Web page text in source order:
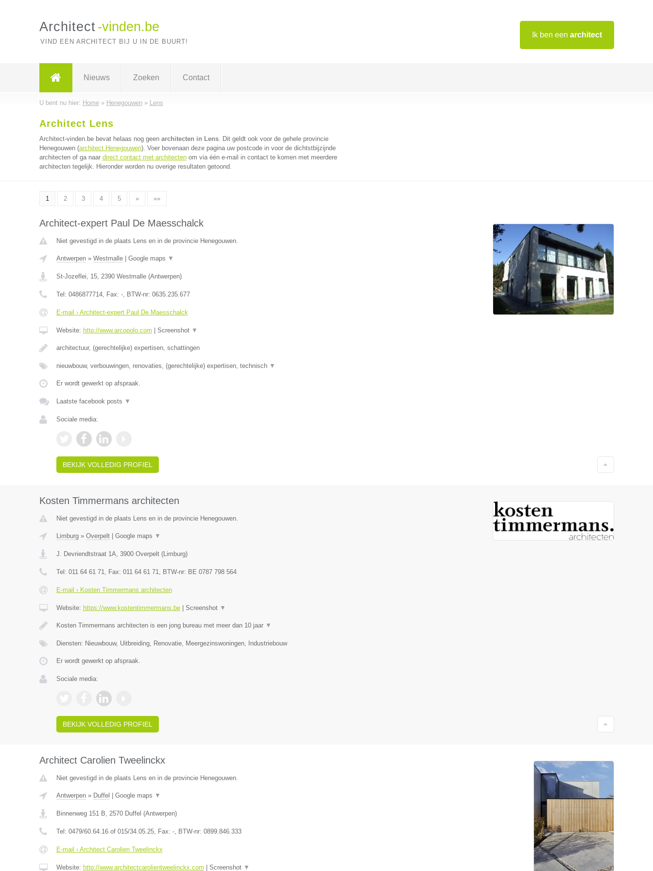
Ik ben een architect
Architect -vinden.be
VIND EEN ARCHITECT BIJ U IN DE BUURT!
Nieuws Zoeken Contact
U bent nu hier: Home» Henegouwen» Lens
Architect Lens
Architect-vinden.be bevat helaas nog geen architecten in Lens. Dit geldt ook voor de gehele provincie
Henegouwen (architect Henegouwen). Voer bovenaan deze pagina uw postcode in voor de dichtstbijzijnde
architecten of ga naar direct contact met architectenom via één e-mail in contact te komen met meerdere
architecten tegelijk. Hieronder worden nu overige resultaten getoond.
1 2 3 4 5 » »»
Architect-expert Paul De Maesschalck
Niet gevestigd in de plaats Lens en in de provincie Henegouwen.
Antwerpen» Westmalle| Google maps ▼
St-Jozeflei, 15, 2390 Westmalle(Antwerpen)
Tel: 0486877714, Fax: -, BTW-nr: 0635.235.677
E-mail › Architect-expert Paul De Maesschalck
Website: http://www.arcopolo.com Screenshot ▼
architectuur, (gerechtelijke) expertisen, schattingen
nieuwbouw, verbouwingen, renovaties, (gerechtelijke) expertisen, technisch ▼
Er wordt gewerkt op afspraak.
Laatste facebook posts ▼
Sociale media:
BEKIJK VOLLEDIG PROFIEL
Kosten Timmermans architecten
Niet gevestigd in de plaats Lens en in de provincie Henegouwen.
Limburg» Overpelt| Google maps ▼
J. Devriendtstraat 1A, 3900 Overpelt(Limburg)
Tel: 011 64 61 71, Fax: 011 64 61 71, BTW-nr: BE 0787 798 564
E-mail › Kosten Timmermans architecten
Website: https://www.kostentimmermans.be| Screenshot ▼
Kosten Timmermans architecten is een jong bureau met meer dan 10 jaar ▼
Diensten: Nieuwbouw, Uitbreiding, Renovatie, Meergezinswoningen, Industriebouw
Er wordt gewerkt op afspraak.
Sociale media:
BEKIJK VOLLEDIG PROFIEL
Architect Carolien Tweelinckx
Niet gevestigd in de plaats Lens en in de provincie Henegouwen.
Antwerpen» Duffel Google maps ▼
Binnenweg 151 B, 2570 Duffel (Antwerpen)
Tel: 0479/60.64.16 of 015/34.05.25, Fax: -, BTW-nr: 0899.846.333
E-mail › Architect Carolien Tweelinckx
Website: http://www.architectcarolientweelinckx.com Screenshot ▼